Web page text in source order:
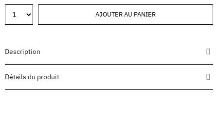
AJOUTER AU PANIER
Description
Détails du produit